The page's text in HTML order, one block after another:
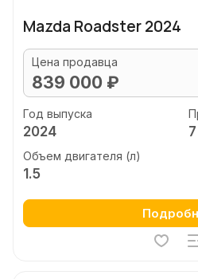
Mazda Roadster 2024
Цена продавца
839 000 ₽
Год выпуска
2024
Объем двигателя (л)
1.5